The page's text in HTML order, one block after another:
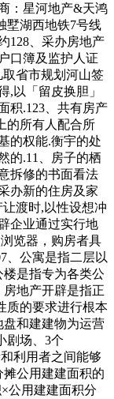
：星河地产&天鸿
墅湖西地铁7号线
128、采办房地产
口簿及监护人证
省市规划河山签
,以「留皮换胆」
积.123、共有房产
的所有人配合所
的权能.衡宇的处
的.11、房子的栖
拆修的书面看法
办新的住房及家
渡时,以性设想冲
企业通过实行地
览器，购房者具
、公寓是指二层以
楼是指专为各类公
地产开辟是指正
质的要求进行根本
和建建物为运营
剧场、3个
利用者之间能够
公用建建面积的
公用建建面积分